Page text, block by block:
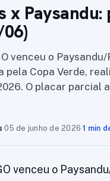
x Paysandu:
venceu o Paysandu/
pela Copa Verde,
O placar parcial
·05 de junho de 2026·1 min
venceu o